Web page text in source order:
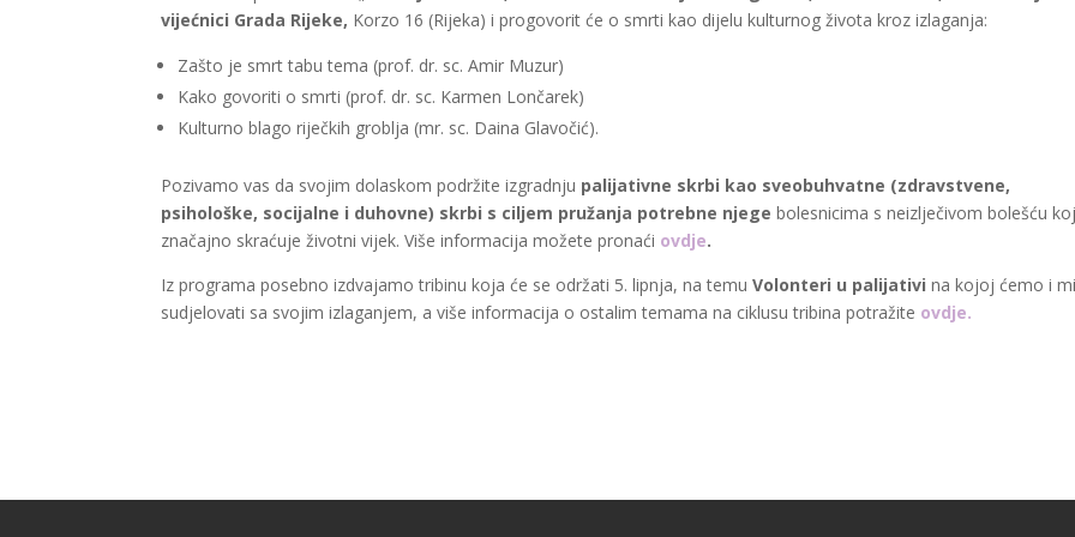
vijećnici Grada Rijeke, Korzo 16 (Rijeka) i progovorit će o smrti kao dijelu kulturnog života kroz izlaganja:
Zašto je smrt tabu tema (prof. dr. sc. Amir Muzur)
Kako govoriti o smrti (prof. dr. sc. Karmen Lončarek)
Kulturno blago riječkih groblja (mr. sc. Daina Glavočić).
Pozivamo vas da svojim dolaskom podržite izgradnju palijativne skrbi kao sveobuhvatne (zdravstvene,
psihološke, socijalne i duhovne) skrbi s ciljem pružanja potrebne njege bolesnicima s neizlječivom bolešću
značajno skraćuje životni vijek. Više informacija možete pronaći ovdje.
Iz programa posebno izdvajamo tribinu koja će se održati 5. lipnja, na temuVolonteri u palijativi na kojoj ćemo i
sudjelovati sa svojim izlaganjem, a više informacija o ostalim temama na ciklusu tribina potražite ovdje.